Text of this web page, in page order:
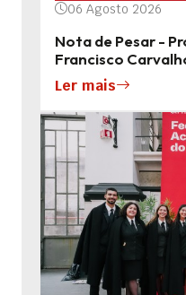
06 Agosto 2026
Nota de Pesar -
Francisco
Ler mais